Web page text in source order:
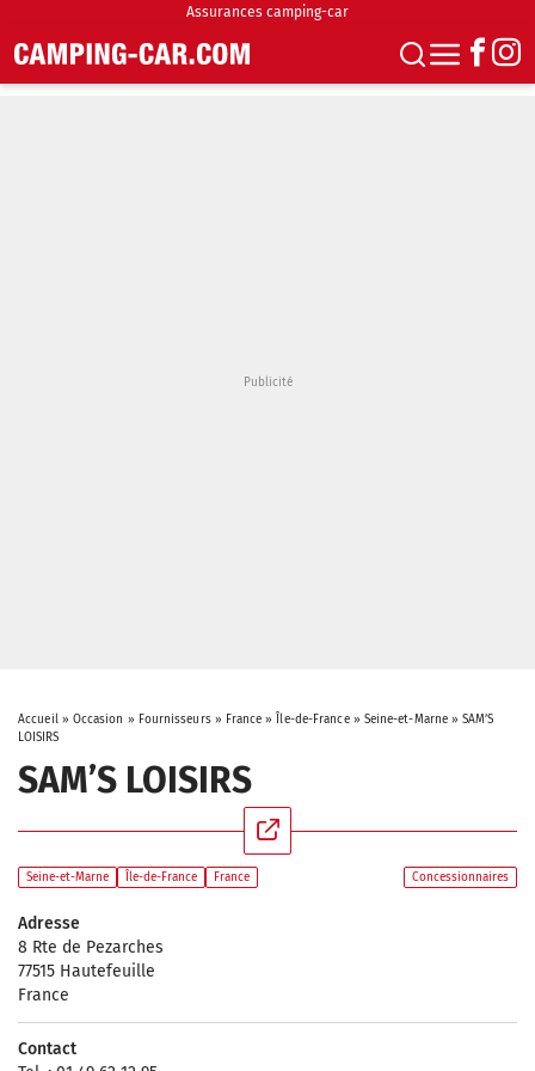
Assurances camping-car
Accueil» Occasion » Fournisseurs» France » Île-de-France» Seine-et-Marne »SAM’S
LOISIRS
SAM’S LOISIRS
Seine-et-Marne Île-de-France France Concessionnaires
Adresse
8 Rte de Pezarches
77515 Hautefeuille
France
Contact